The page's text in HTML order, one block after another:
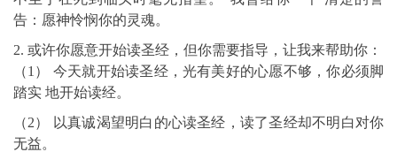
告：愿神怜悯你的灵魂。
2. 或许你愿意开始读圣经，但你需要指导，让我来帮助你：
（1） 今天就开始读圣经，光有美好的心愿不够，你必须脚
踏实 地开始读经。
（2） 以真诚渴望明白的心读圣经，读了圣经却不明白对你
无益。